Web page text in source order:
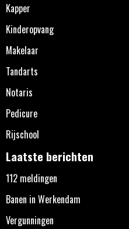
Kapper
Kinderopvang
Makelaar
Tandarts
Notaris
Pedicure
Rijschool
Laatste berichten
112 meldingen
Banen in Werkendam
Vergunningen